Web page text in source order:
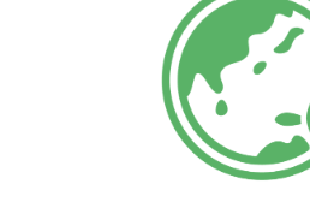
海浪、海冰、赤潮和海嘯等災害
年基本持平。公報顯示，2003年
面變化呈起伏上升趨勢，上升速
2.5毫米/年），並且加重了風暴
等海洋災害，不同程度地影響了
威脅人民生命財產安全。